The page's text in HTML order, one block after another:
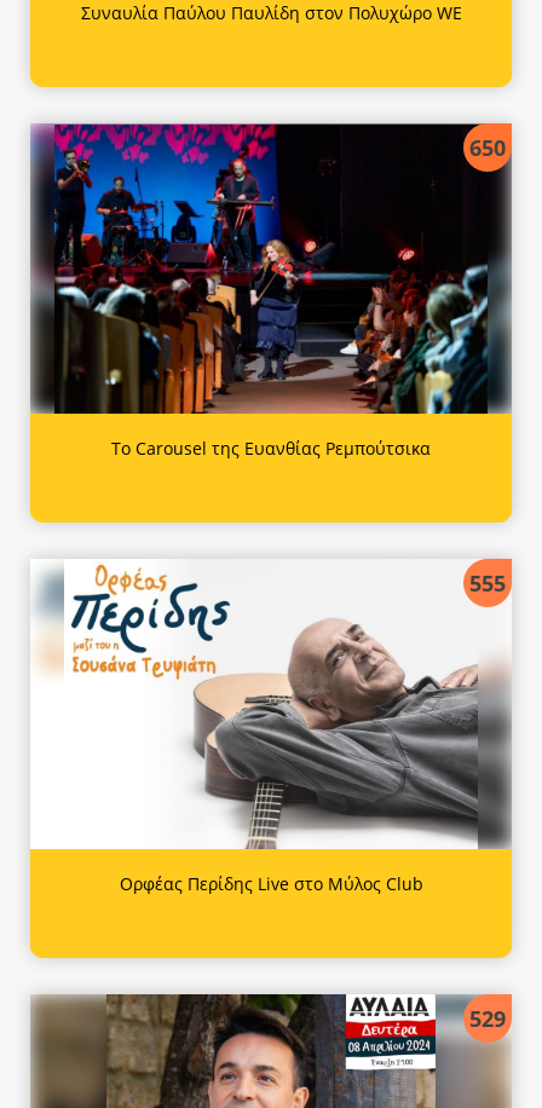
Συναυλία Παύλου Παυλίδη στον Πολυχώρο WE
650
Το Carousel της Ευανθίας Ρεμπούτσικα
555
Ορφέας Περίδης Live στο Μύλος Club
529